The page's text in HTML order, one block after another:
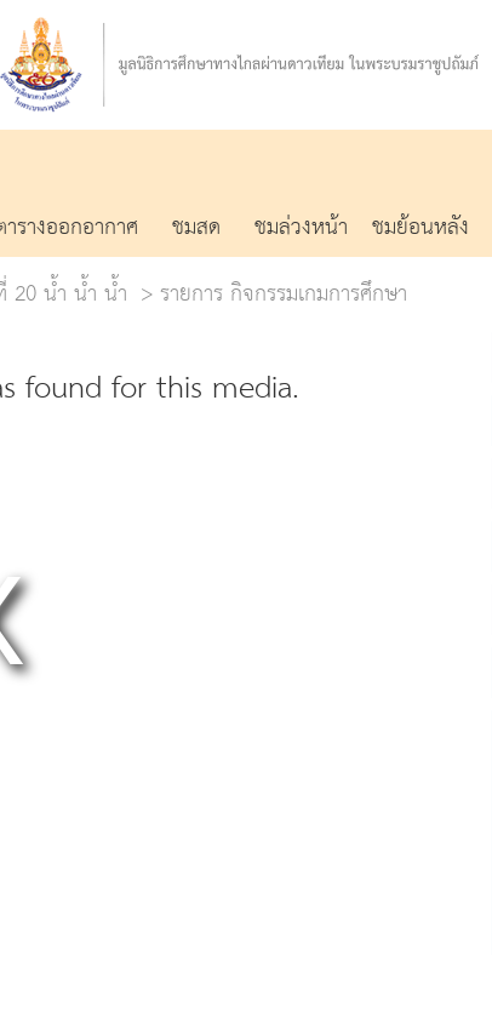
รางออกอากาศ ชมสด ชมล่วงหน้า ชมย้อนหลัง
20 น้ำ น้ำ น้ำ
รายการ กิจกรรมเกมการศึกษา
found for this media.